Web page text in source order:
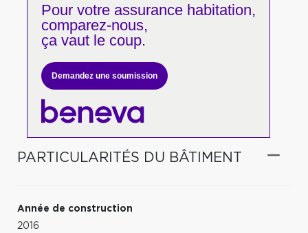
Pour votreassurance habitation,
comparez-nous,
ça vaut le coup.
Demandez une soumission
PARTICULARITÉS DU BÂTIMENT
Année de construction
2016